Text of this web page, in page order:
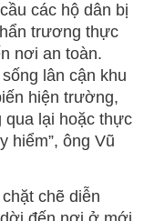
các hộ dân bị
trương thực
nơi an toàn.
lân cận khu
hiện trường,
qua lại hoặc thực
hiểm”, ông Vũ
chẽ diễn